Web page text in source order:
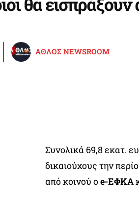
ΑΘΛΟΣ NEWSROOM
Συνολικά 69,8 εκατ.
δικαιούχους την
από κοινού οe-ΕΦΚΑ